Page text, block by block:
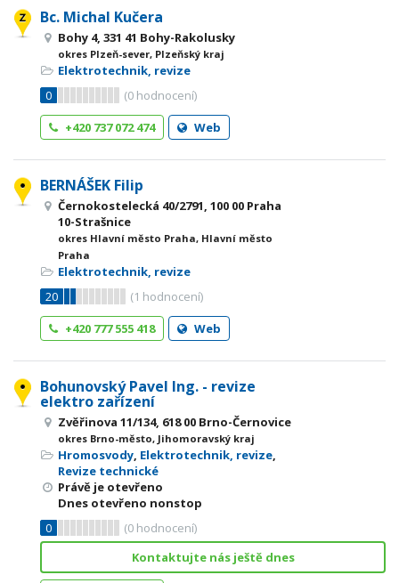
Bc. Michal Kučera
Bohy 4, 331 41 Bohy-Rakolusky
okres Plzeň-sever, Plzeňský kraj
Elektrotechnik, revize
0
(0 hodnocení)
+420 737 072 474
Web
BERNÁŠEK Filip
Černokostelecká 40/2791, 100 00 Praha
10-Strašnice
okres Hlavní město Praha, Hlavní město
Praha
Elektrotechnik, revize
20
(1 hodnocení)
+420 777 555 418
Web
Bohunovský Pavel Ing. - revize
elektro zařízení
Zvěřinova 11/134, 618 00 Brno-Černovice
okres Brno-město, Jihomoravský kraj
Hromosvody, Elektrotechnik, revize,
Revize technické
Právě je otevřeno
Dnes otevřeno nonstop
0
(0 hodnocení)
Kontaktujte nás ještě dnes